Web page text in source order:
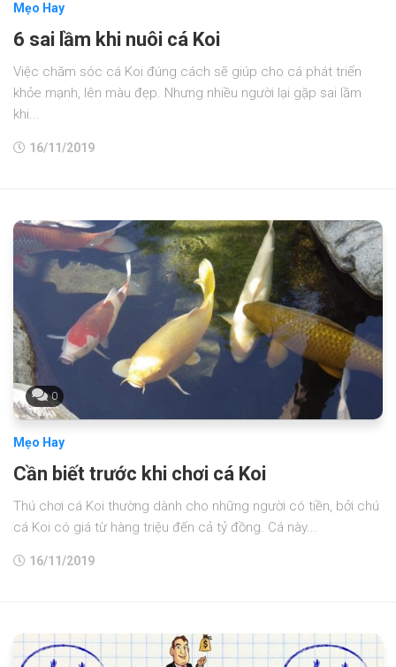
Mẹo Hay
6 sai lầm khi nuôi cá Koi
Việc chăm sóc cá Koi đúng cách sẽ giúp cho cá phát triển
khỏe mạnh, lên màu đẹp. Nhưng nhiều người lại gặp sai lầm
khi...
16/11/2019
0
Mẹo Hay
Cần biết trước khi chơi cá Koi
Thú chơi cá Koi thường dành cho những người có tiền, bởi chú
cá Koi có giá từ hàng triệu đến cả tỷ đồng. Cá này...
16/11/2019